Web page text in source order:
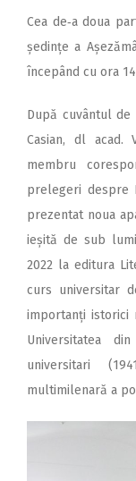
Cea de‑a doua
ședințe a
începând cu ora
După cuvântul
Casian, dl acad.
membru
prelegeri despre
prezentat noua
ieșită de sub
2022 la editura
curs universitar
importanți istorici
Universitatea
universitari
multimilenară a